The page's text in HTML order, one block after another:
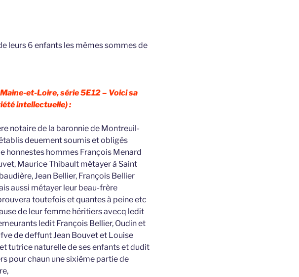
leurs 6 enfants les mêmes sommes de
et-Loire, série 5E12 – Voici sa
intellectuelle) :
notaire de la baronnie de Montreuil-
deuement soumis et obligés
honnestes hommes François Menard
Maurice Thibault métayer à Saint
Jean Bellier, François Bellier
aussi métayer leur beau-frère
toutefois et quantes à peine etc
de leur femme héritiers avecq ledit
ledit François Bellier, Oudin et
de deffunt Jean Bouvet et Louise
tutrice naturelle de ses enfants et dudit
pour chaun une sixième partie de